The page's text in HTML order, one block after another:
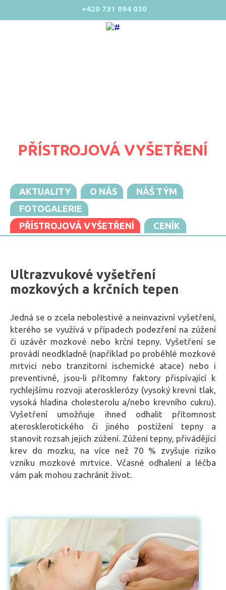
+420 731 094 030
PŘÍSTROJOVÁ VYŠETŘENÍ
AKTUALITY O NÁS
NÁŠ TÝM
FOTOGALERIE
PŘÍSTROJOVÁ VYŠETŘENÍ
CENÍK
Ultrazvukové vyšetření
mozkových a krčních tepen
Jedná se o zcela nebolestivé a neinvazivní vyšetření,
kterého se využívá v případech podezření na zúžení
či uzávěr mozkové nebo krční tepny. Vyšetření se
provádí neodkladně (například po proběhlé mozkové
mrtvici nebo tranzitorní ischemické atace) nebo i
preventivně, jsou-li přítomny faktory přispívající k
rychlejšímu rozvoji aterosklerózy (vysoký krevní tlak,
vysoká hladina cholesterolu a/nebo krevního cukru).
Vyšetření umožňuje ihned odhalit přítomnost
aterosklerotického či jiného postižení tepny a
stanovit rozsah jejich zúžení. Zúžení tepny, přivádějící
krev do mozku, na více než 70 % zvyšuje riziko
vzniku mozkové mrtvice. Včasné odhalení a léčba
vám pak mohou zachránit život.